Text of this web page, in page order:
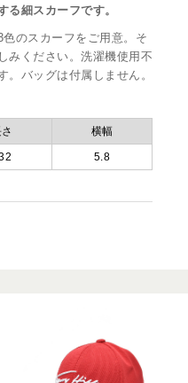
細スカーフです。
のスカーフをご用意。そ
みください。洗濯機使用不
バッグは付属しません。
横幅
5.8